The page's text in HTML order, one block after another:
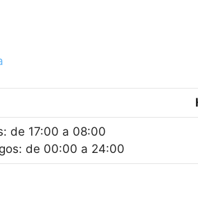
de 17:00 a 08:00
de 00:00 a 24:00